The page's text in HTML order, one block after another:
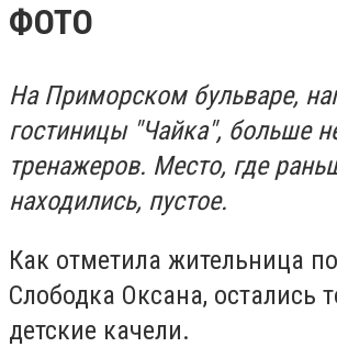
ФОТО
На Приморском бульваре,
гостиницы "Чайка", больше
тренажеров. Место, где
находились, пустое.
Как отметила жительница
Слободка Оксана, остались
детские качели.